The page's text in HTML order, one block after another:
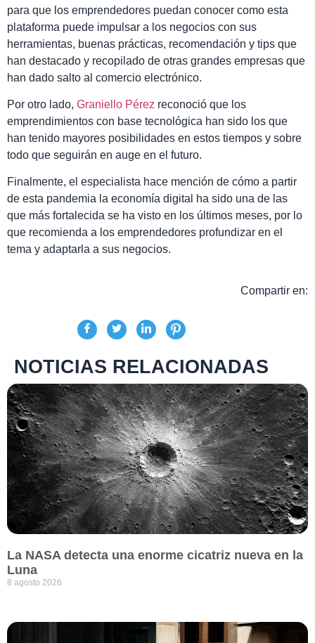
para que los emprendedores puedan conocer como esta
plataforma puede impulsar a los negocios con sus
herramientas, buenas prácticas, recomendación y tips que
han destacado y recopilado de otras grandes empresas que
han dado salto al comercio electrónico.
Por otro lado, Graniello Pérez reconoció que los
emprendimientos con base tecnológica han sido los que
han tenido mayores posibilidades en estos tiempos y sobre
todo que seguirán en auge en el futuro.
Finalmente, el especialista hace mención de cómo a partir
de esta pandemia la economía digital ha sido una de las
que más fortalecida se ha visto en los últimos meses, por lo
que recomienda a los emprendedores profundizar en el
tema y adaptarla a sus negocios.
Compartir en:
NOTICIAS RELACIONADAS
La NASA detecta una enorme cicatriz nueva en la
Luna
8 agosto 2026